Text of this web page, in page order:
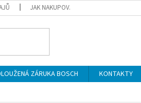
JAK NAKUPOVAT
ZÁRUKA BOSCH KONTAKTY